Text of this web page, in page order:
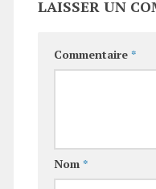
LAISSER UN
Commentaire *
Nom *